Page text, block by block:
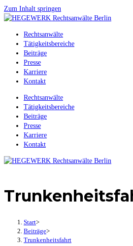
Zum Inhalt springen
Rechtsanwälte
Tätigkeitsbereiche
Beiträge
Presse
Karriere
Kontakt
Rechtsanwälte
Tätigkeitsbereiche
Beiträge
Presse
Karriere
Kontakt
Start>
Beiträge>
Trunkenheitsfahrt